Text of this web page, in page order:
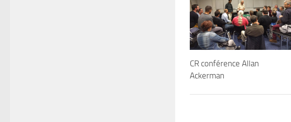
CR conférence Allan
Ackerman